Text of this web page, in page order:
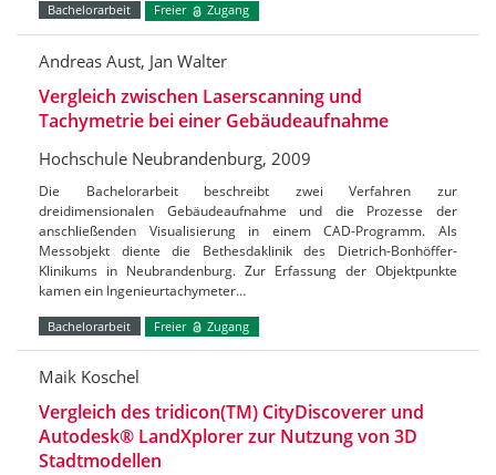
Bachelorarbeit Freier Zugang
Andreas Aust, Jan Walter
Vergleich zwischen Laserscanning und
Tachymetrie bei einer Gebäudeaufnahme
Hochschule Neubrandenburg, 2009
Die Bachelorarbeit beschreibt zwei Verfahren zur
dreidimensionalen Gebäudeaufnahme und die Prozesse der
anschließenden Visualisierung in einem CAD-Programm. Als
Messobjekt diente die Bethesdaklinik des Dietrich-Bonhöffer-
Klinikums in Neubrandenburg. Zur Erfassung der Objektpunkte
kamen ein Ingenieurtachymeter…
Bachelorarbeit Freier Zugang
Maik Koschel
Vergleich des tridicon(TM) CityDiscoverer und
Autodesk® LandXplorer zur Nutzung von 3D
Stadtmodellen